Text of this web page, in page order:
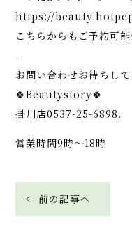
https://
こちらからもご予約可能
.
お問い合わせお待ちして
🍀Beautystory🍀
掛川店0537-25-6898.
営業時間9時〜18時
< 前の記事へ